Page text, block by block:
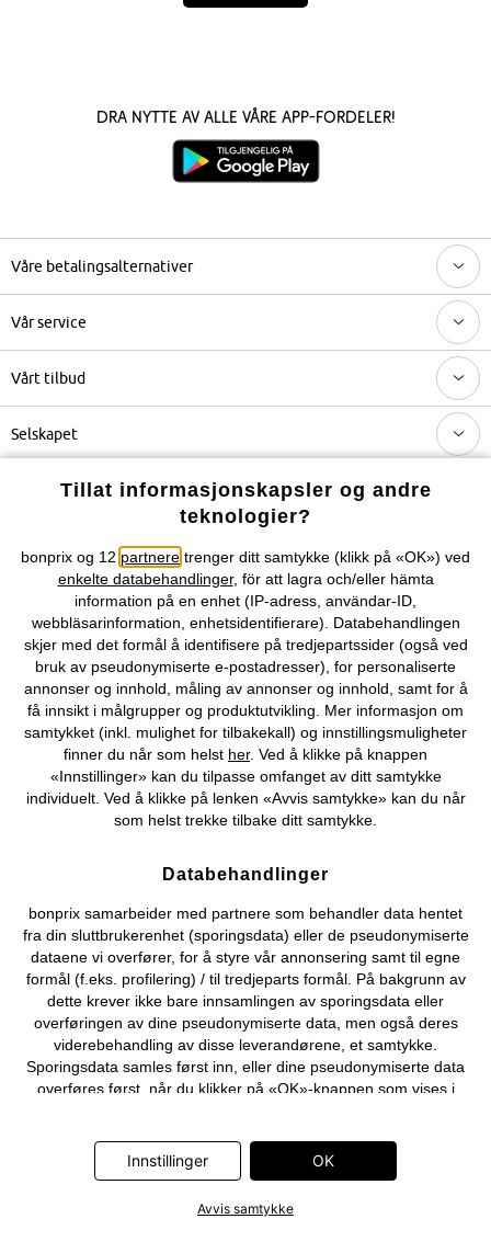
Dra nytte av alle våre app-fordeler!
Våre betalingsalternativer
Vår service
Vårt tilbud
Selskapet
Topkategorier / Sesongvarer
Du kan også finne oss på
Kjøpsvilkår Personopplysninger Cookie-innstillinger
Om Oss Angre kjøp
©2026 bonprix.
Tillat informasjonskapsler og andre
teknologier?
bonprix og 12 partnere trenger ditt samtykke (klikk på «OK») ved
enkelte databehandlinger, för att lagra och/eller hämta
information på en enhet (IP-adress, användar-ID,
webbläsarinformation, enhetsidentifierare). Databehandlingen
skjer med det formål å identifisere på tredjepartssider (også ved
bruk av pseudonymiserte e-postadresser), for personaliserte
annonser og innhold, måling av annonser og innhold, samt for å
få innsikt i målgrupper og produktutvikling. Mer informasjon om
samtykket (inkl. mulighet for tilbakekall) og innstillingsmuligheter
finner du når som helst her. Ved å klikke på knappen
«Innstillinger» kan du tilpasse omfanget av ditt samtykke
individuelt. Ved å klikke på lenken «Avvis samtykke» kan du når
som helst trekke tilbake ditt samtykke.
Databehandlinger
bonprix samarbeider med partnere som behandler data hentet
fra din sluttbrukerenhet (sporingsdata) eller de pseudonymiserte
dataene vi overfører, for å styre vår annonsering samt til egne
formål (f.eks. profilering) / til tredjeparts formål. På bakgrunn av
dette krever ikke bare innsamlingen av sporingsdata eller
overføringen av dine pseudonymiserte data, men også deres
viderebehandling av disse leverandørene, et samtykke.
Sporingsdata samles først inn, eller dine pseudonymiserte data
overføres først, når du klikker på «OK»-knappen som vises i
Communications GmbH, ID5 Technology Ltd, Meta Platforms
Ireland Ltd, Microsoft Ireland Operations Ltd, Pinterest Europe
Technologies UK Ltd. Ytterligere informasjon om
Innstillinger OK
Avvis samtykke